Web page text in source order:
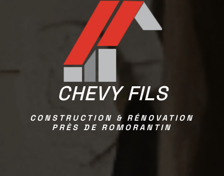
CHEVY FILS
CONSTRUCTION & RÉNOVATION
PRÈS DE ROMORANTIN